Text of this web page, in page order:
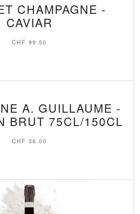
CHAMPAGNE -
CAVIAR
CHF 99.50
A. GUILLAUME -
BRUT 75CL/150CL
CHF 36.00